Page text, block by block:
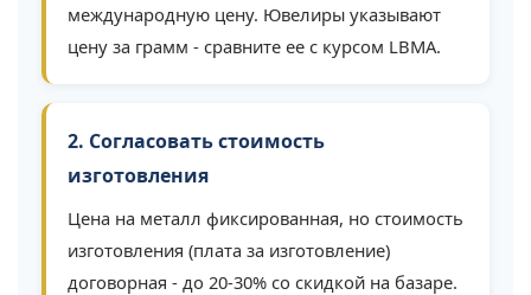
международную цену. Ювелиры указывают
цену за грамм - сравните ее с курсом LBMA.
2. Согласовать стоимость
изготовления
Цена на металл фиксированная, но стоимость
изготовления (плата за изготовление)
договорная - до 20-30% со скидкой на базаре.